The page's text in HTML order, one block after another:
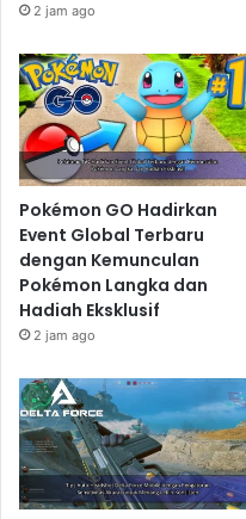
2 jam ago
Pokémon GO Hadirkan
Event Global Terbaru
dengan Kemunculan
Pokémon Langka dan
Hadiah Eksklusif
2 jam ago